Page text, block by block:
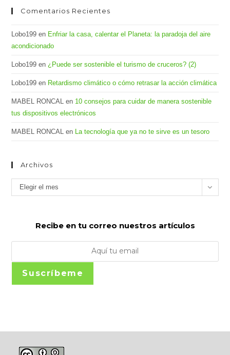
Comentarios Recientes
Lobo199 en Enfriar la casa, calentar el Planeta: la paradoja del aire
acondicionado
Lobo199 en ¿Puede ser sostenible el turismo de cruceros? (2)
Lobo199 en Retardismo climático o cómo retrasar la acción climática
MABEL RONCAL en 10 consejos para cuidar de manera sostenible
tus dispositivos electrónicos
MABEL RONCAL en La tecnología que ya no te sirve es un tesoro
Archivos
Archivos
Elegir el mes
Recibe en tu correo nuestros artículos
Suscríbeme